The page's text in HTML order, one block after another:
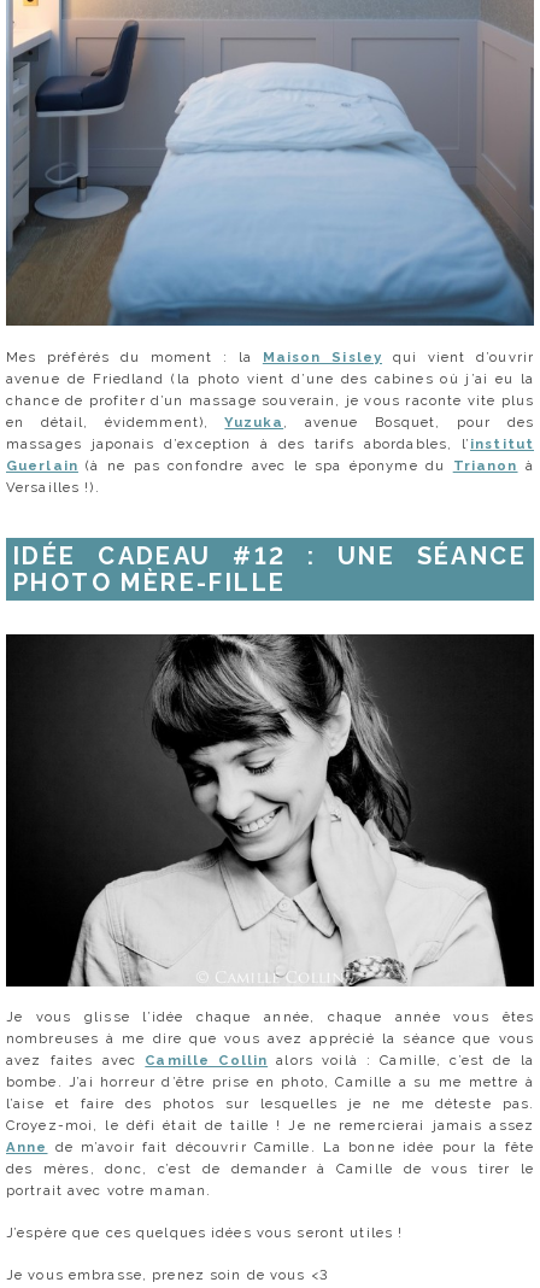
Mes préférés du moment : la Maison Sisley qui vient d’ouvrir
avenue de Friedland (la photo vient d’une des cabines où j’ai eu la
chance de profiter d’un massage souverain, je vous raconte vite plus
en détail, évidemment),Yuzuka
, avenue Bosquet, pour des
massages japonais d’exception à des tarifs abordables, l’ institut
Guerlain (à ne pas confondre avec le spa éponyme du Trianon à
Versailles !).
IDÉE CADEAU #12 : UNE SÉANCE
PHOTO MÈRE-FILLE
Je vous glisse l’idée chaque année, chaque année vous êtes
nombreuses à me dire que vous avez apprécié la séance que vous
avez faites avec Camille Collin alors voilà : Camille, c’est de la
bombe. J’ai horreur d’être prise en photo, Camille a su me mettre à
l’aise et faire des photos sur lesquelles je ne me déteste pas.
Croyez-moi, le défi était de taille ! Je ne remercierai jamais assez
Anne
de m’avoir fait découvrir Camille. La bonne idée pour la fête
des mères, donc, c’est de demander à Camille de vous tirer le
portrait avec votre maman.
J’espère que ces quelques idées vous seront utiles !
Je vous embrasse, prenez soin de vous <3